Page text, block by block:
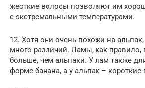
жесткие волосы позволяют им
с экстремальными температурами.
12. Хотя они очень похожи на
много различий. Ламы, как правило,
больше, чем альпаки. У лам также
форме банана, а у альпак –